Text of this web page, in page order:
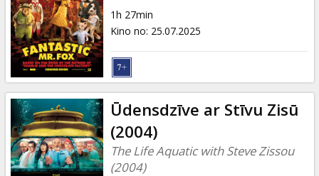
1h 27min
Kino no: 25.07.2025
Ūdensdzīve ar Stīvu Zisū
(2004)
The Life Aquatic with Steve Zissou
(2004)